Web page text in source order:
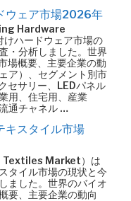
ウェア市場2026年
Hardware
ハードウェア市場の
・分析しました。世界
場概要、主要企業の動
ア）、セグメント別市
セサリー、LEDパネル
用、住宅用、産業
通チャネル …
キスタイル市場
Textiles Market）は
タイル市場の現状と今
ました。世界のバイオ
要、主要企業の動向